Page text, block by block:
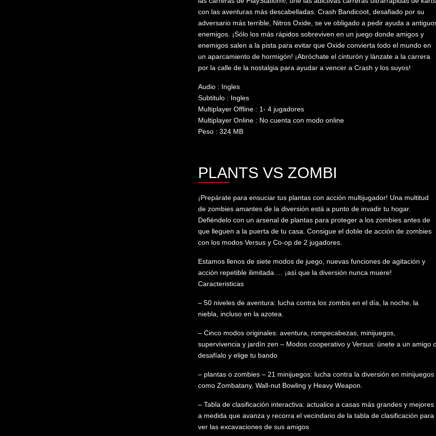
con las aventuras más descabelladas. Crash Bandicoot, desafiado por su
adversario más terrible, Nitros Oxide, se ve obligado a pedir ayuda a
enemigos. ¡Sólo los más rápidos sobreviven en un juego donde amigos y
enemigos salen a la pista para evitar que Oxide convierta todo el mundo en
un aparcamiento de hormigón! ¡Abróchate el cinturón y lánzate a la carrera
por la calle de la nostalgia para ayudar a vencer a Crash y los suyos!
Audio : Ingles
Subtitulo : Ingles
Multiplayer Offline : 1- 4 jugadores
Multiplayer Online : No cuenta con modo online
Peso : 324 MB
PLANTS VS ZOMBI
¡Prepárate para ensuciar tus plantas con acción multijugador! Una multitud
de zombies amantes de la diversión está a punto de invadir tu hogar.
Defiéndelo con un arsenal de plantas para proteger a los zombies antes de
que lleguen a la puerta de tu casa. Consigue el doble de acción de zombies
con los modos Versus y Co-op de 2 jugadores.
Estamos llenos de siete modos de juego, nuevas funciones de agitación y
acción repetible ilimitada … ¡así que la diversión nunca muere!
Caracteristicas
– 50 niveles de aventura: lucha contra los zombis en el día, la noche, la
niebla, incluso en la azotea.
– Cinco modos originales: aventura, rompecabezas, minijuegos,
supervivencia y jardín zen – Modos cooperativo y Versus: únete a un amigo
desafíalo y elige tu bando
– plantas o zombies – 21 minijuegos: lucha contra la diversión en minijuegos
como Zombatany, Wall-nut Bowling y Heavy Weapon.
– Tabla de clasificación interactiva: actualice a casas más grandes y mejores
a medida que avanza y recorra el vecindario de la tabla de clasificación para
ver las excavaciones de sus amigos